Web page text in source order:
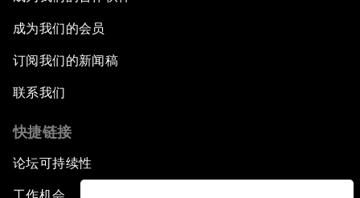
成为我们的会员
订阅我们的新闻稿
联系我们
快捷链接
论坛可持续性